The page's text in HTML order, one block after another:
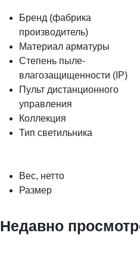
Бренд (фабрика
производитель)
Материал арматуры
Степень пыле-
влагозащищенности (IP)
Пульт дистанционного
управления
Коллекция
Тип светильника
Вес, нетто
Размер
Недавно